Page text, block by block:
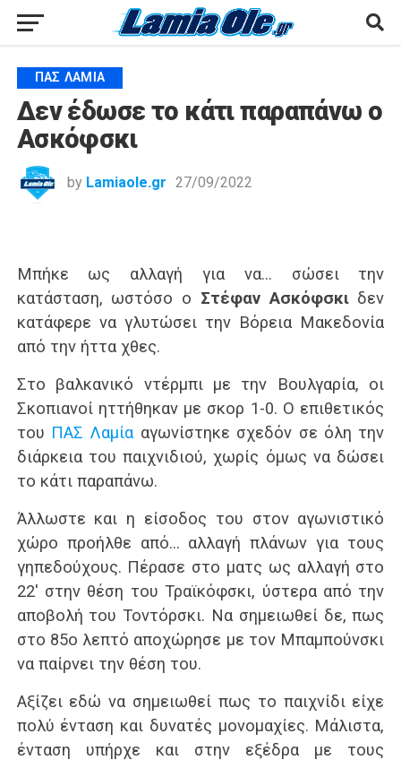
ΠΑΣ ΛΑΜΊΑ
Δεν έδωσε το κάτι παραπάνω ο
Ασκόφσκι
by Lamiaole.gr 27/09/2022
Μπήκε ως αλλαγή για να… σώσει την
κατάσταση, ωστόσο ο Στέφαν Ασκόφσκιδεν
κατάφερε να γλυτώσει την Βόρεια Μακεδονία
από την ήττα χθες.
Στο βαλκανικό ντέρμπι με την Βουλγαρία, οι
Σκοπιανοί ηττήθηκαν με σκορ 1-0. Ο επιθετικός
του ΠΑΣ Λαμία αγωνίστηκε σχεδόν σε όλη την
διάρκεια του παιχνιδιού, χωρίς όμως να δώσει
το κάτι παραπάνω.
Άλλωστε και η είσοδος του στον αγωνιστικό
χώρο προήλθε από… αλλαγή πλάνων για τους
γηπεδούχους. Πέρασε στο ματς ως αλλαγή στο
22′ στην θέση του Τραϊκόφσκι, ύστερα από την
αποβολή του Τοντόρσκι. Να σημειωθεί δε, πως
στο 85ο λεπτό αποχώρησε με τον Μπαμπούνσκι
να παίρνει την θέση του.
Αξίζει εδώ να σημειωθεί πως το παιχνίδι είχε
πολύ ένταση και δυνατές μονομαχίες. Μάλιστα,
ένταση υπήρχε και στην εξέδρα με τους